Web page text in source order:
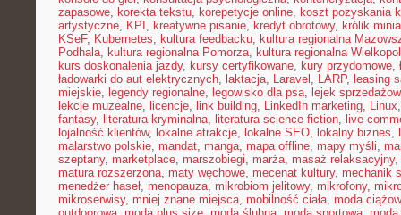
zapasowe, korekta tekstu, korepetycje online, koszt pozyskania
artystyczne, KPI , kreatywne pisanie, kredyt obrotowy, królik
KSeF, Kubernetes, kultura feedbacku, kultura regionalna
Podhala, kultura regionalna Pomorza, kultura regionalna
kurs doskonalenia jazdy, kursy certyfikowane, kury przydomowe,
ładowarki do aut elektrycznych, laktacja, Laravel , LARP, leasing
miejskie, legendy regionalne, legowisko dla psa, lejek
lekcje muzealne, licencje, link building, LinkedIn marketing, Linux
fantasy, literatura kryminalna, literatura science fiction, live
lojalność klientów, lokalne atrakcje, lokalne SEO, lokalny biznes,
malarstwo polskie, mandat, manga, mapa offline, mapy myśli,
szeptany, marketplace, marszobiegi, marża, masaż relaksacyjny,
matura rozszerzona, maty węchowe, mecenat kultury, mechanik
menedżer haseł, menopauza, mikrobiom jelitowy, mikrofony,
mikroserwisy, mniej znane miejsca, mobilność ciała, moda